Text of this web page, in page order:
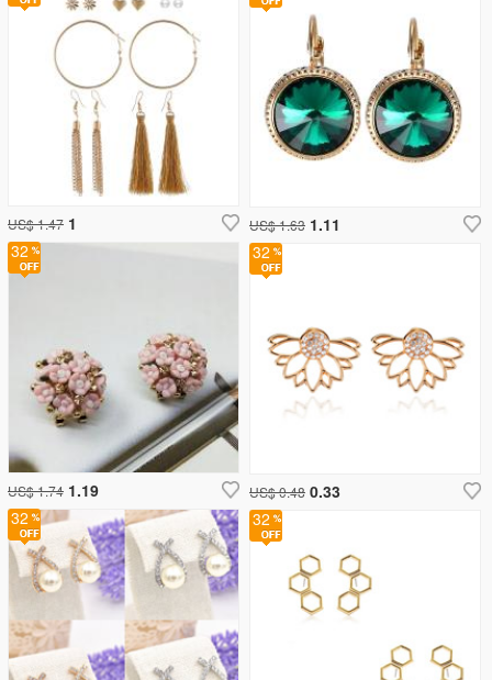
US$ 1.63 1.11
US$ 1.47 1
32
US$ 1.74 1.19
32
US$ 0.48 0.33
32 32